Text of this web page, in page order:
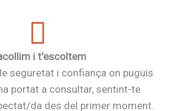
i t'escoltem
seguretat i confiança on puguis
portat a consultar, sentint-te
da des del primer moment.